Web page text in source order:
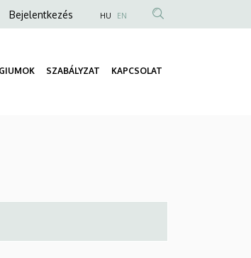
Anonim
menüje
Bejelentkezés HU EN
SZABÁLYZAT KAPCSOLAT